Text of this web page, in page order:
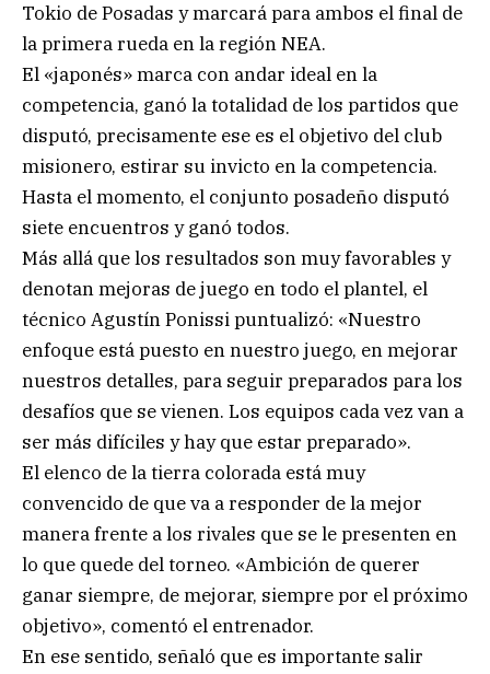
Tokio de Posadas y marcará para ambos el final de
la primera rueda en la región NEA.
El «japonés» marca con andar ideal en la
competencia, ganó la totalidad de los partidos que
disputó, precisamente ese es el objetivo del club
misionero, estirar su invicto en la competencia.
Hasta el momento, el conjunto posadeño disputó
siete encuentros y ganó todos.
Más allá que los resultados son muy favorables y
denotan mejoras de juego en todo el plantel, el
técnico Agustín Ponissi puntualizó: «Nuestro
enfoque está puesto en nuestro juego, en mejorar
nuestros detalles, para seguir preparados para los
desafíos que se vienen. Los equipos cada vez van a
ser más difíciles y hay que estar preparado».
El elenco de la tierra colorada está muy
convencido de que va a responder de la mejor
manera frente a los rivales que se le presenten en
lo que quede del torneo. «Ambición de querer
ganar siempre, de mejorar, siempre por el próximo
objetivo», comentó el entrenador.
En ese sentido, señaló que es importante salir